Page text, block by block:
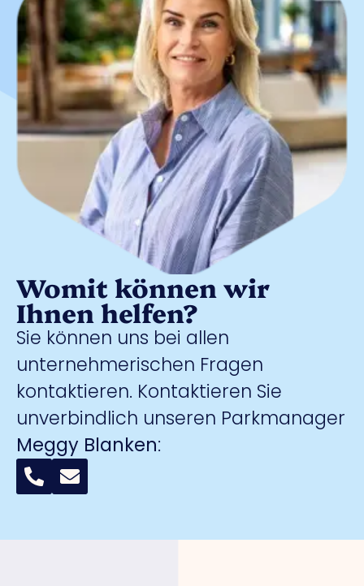
Womit können wir
Ihnen helfen?
Sie können uns bei allen
unternehmerischen Fragen
kontaktieren. Kontaktieren Sie
unverbindlich unseren Parkmanager
Meggy Blanken: